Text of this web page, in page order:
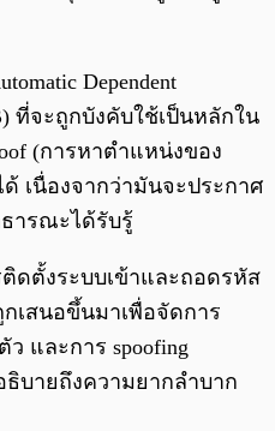
Dependent
ที่จะถูกบังคับใช้เป็นหลักใน
(การหาตำแหน่งของ
เนื่องจากว่ามันจะประกาศ
ารณะได้รับรู้
ดตั้งระบบเข้าและถอดรหัส
กเสนอขึ้นมาเพื่อจัดการ
และการ spoofing
บายถึงความยากลำบาก